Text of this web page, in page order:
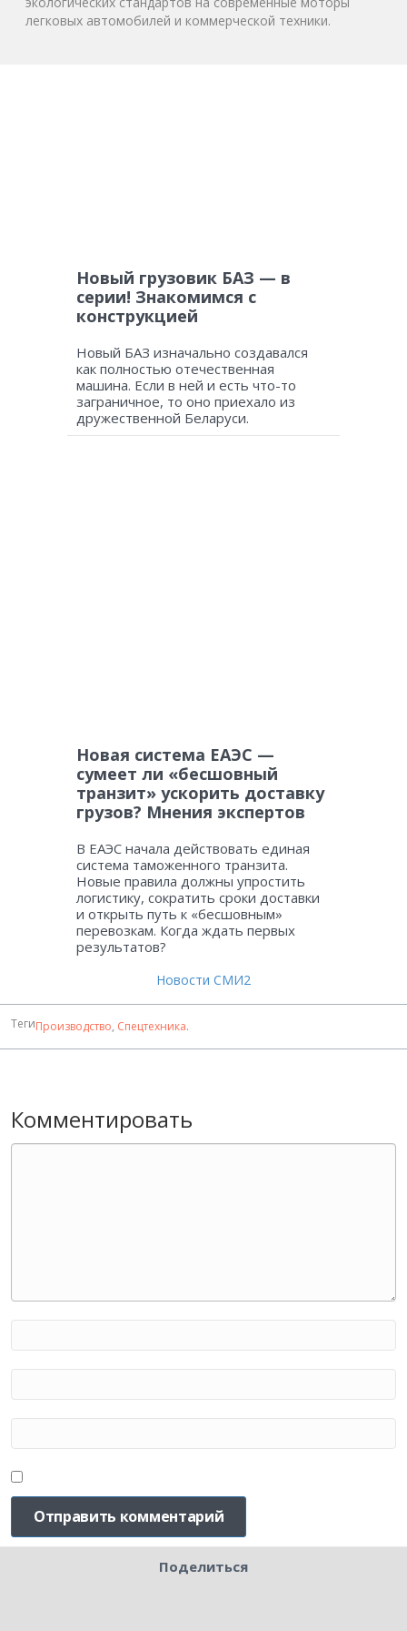
легковых автомобилей и коммерческой техники.
Новый грузовик БАЗ — в
серии! Знакомимся с
конструкцией
Новый БАЗ изначально создавался
как полностью отечественная
машина. Если в ней и есть что-то
заграничное, то оно приехало из
дружественной Беларуси.
Новая система ЕАЭС —
сумеет ли «бесшовный
транзит» ускорить доставку
грузов? Мнения экспертов
В ЕАЭС начала действовать единая
система таможенного транзита.
Новые правила должны упростить
логистику, сократить сроки доставки
и открыть путь к «бесшовным»
перевозкам. Когда ждать первых
результатов?
Новости СМИ2
ТегиПроизводство, Спецтехника.
Комментировать
Поделиться